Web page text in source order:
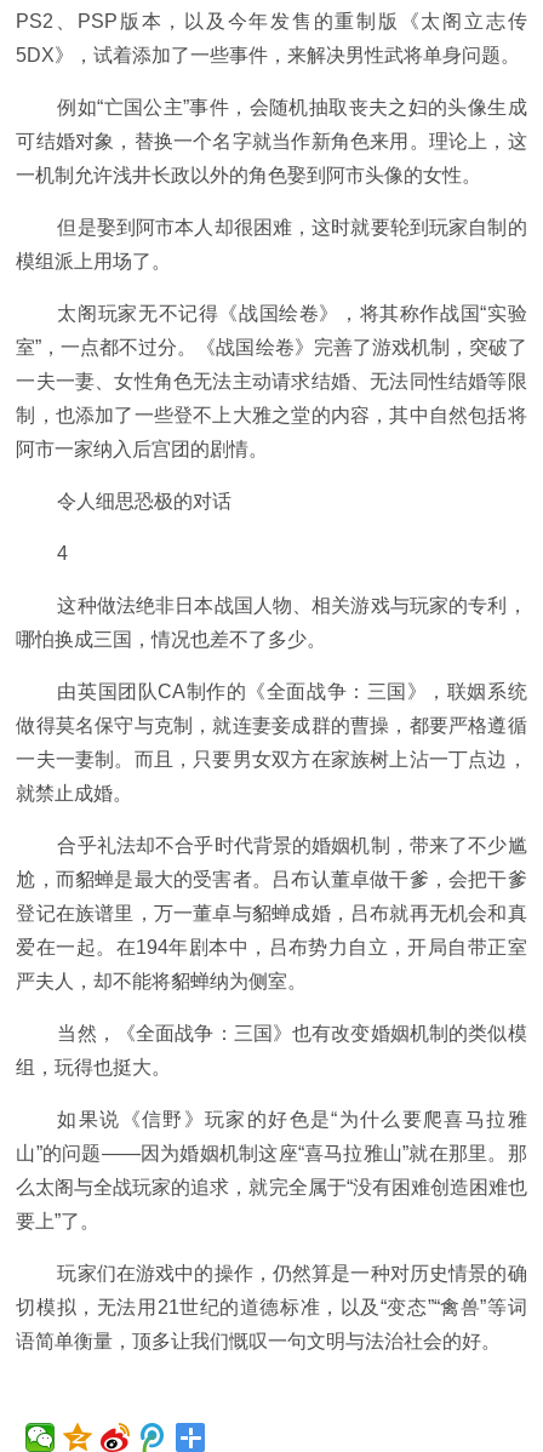
PS2、PSP版本，以及今年发售的重制版《太阁立志传
5DX》，试着添加了一些事件，来解决男性武将单身问题。
例如“亡国公主”事件，会随机抽取丧夫之妇的头像生成
可结婚对象，替换一个名字就当作新角色来用。理论上，这
一机制允许浅井长政以外的角色娶到阿市头像的女性。
但是娶到阿市本人却很困难，这时就要轮到玩家自制的
模组派上用场了。
太阁玩家无不记得《战国绘卷》，将其称作战国“实验
室”，一点都不过分。《战国绘卷》完善了游戏机制，突破了
一夫一妻、女性角色无法主动请求结婚、无法同性结婚等限
制，也添加了一些登不上大雅之堂的内容，其中自然包括将
阿市一家纳入后宫团的剧情。
令人细思恐极的对话
4
这种做法绝非日本战国人物、相关游戏与玩家的专利，
哪怕换成三国，情况也差不了多少。
由英国团队CA制作的《全面战争：三国》，联姻系统
做得莫名保守与克制，就连妻妾成群的曹操，都要严格遵循
一夫一妻制。而且，只要男女双方在家族树上沾一丁点边，
就禁止成婚。
合乎礼法却不合乎时代背景的婚姻机制，带来了不少尴
尬，而貂蝉是最大的受害者。吕布认董卓做干爹，会把干爹
登记在族谱里，万一董卓与貂蝉成婚，吕布就再无机会和真
爱在一起。在194年剧本中，吕布势力自立，开局自带正室
严夫人，却不能将貂蝉纳为侧室。
当然，《全面战争：三国》也有改变婚姻机制的类似模
组，玩得也挺大。
如果说《信野》玩家的好色是“为什么要爬喜马拉雅
山”的问题——因为婚姻机制这座“喜马拉雅山”就在那里。那
么太阁与全战玩家的追求，就完全属于“没有困难创造困难也
要上”了。
玩家们在游戏中的操作，仍然算是一种对历史情景的确
切模拟，无法用21世纪的道德标准，以及“变态”“禽兽”等词
语简单衡量，顶多让我们慨叹一句文明与法治社会的好。